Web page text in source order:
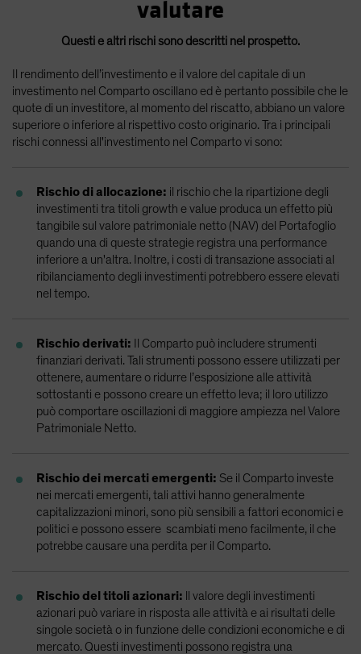
valutare
Questi e altri rischi sono descritti nel prospetto.
Il rendimento dell’investimento e il valore del capitale di un
investimento nel Comparto oscillano ed è pertanto possibile che le
quote di un investitore, al momento del riscatto, abbiano un valore
superiore o inferiore al rispettivo costo originario. Tra i principali
rischi connessi all'investimento nel Comparto vi sono:
Rischio di allocazione: il rischio che la ripartizione degli
investimenti tra titoli growth e value produca un effetto più
tangibile sul valore patrimoniale netto (NAV) del Portafoglio
quando una di queste strategie registra una performance
inferiore a un'altra. Inoltre, i costi di transazione associati al
ribilanciamento degli investimenti potrebbero essere elevati
nel tempo.
Rischio derivati: Il Comparto può includere strumenti
finanziari derivati. Tali strumenti possono essere utilizzati per
ottenere, aumentare o ridurre l’esposizione alle attività
sottostanti e possono creare un effetto leva; il loro utilizzo
può comportare oscillazioni di maggiore ampiezza nel Valore
Patrimoniale Netto.
Rischio dei mercati emergenti: Se il Comparto investe
nei mercati emergenti, tali attivi hanno generalmente
capitalizzazioni minori, sono più sensibili a fattori economici e
politici e possono essere scambiati meno facilmente, il che
potrebbe causare una perdita per il Comparto.
Rischio del titoli azionari:
ll valore degli investimenti
azionari può variare in risposta alle attività e ai risultati delle
singole società o in funzione delle condizioni economiche e di
mercato. Questi investimenti possono registra una